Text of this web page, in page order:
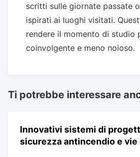
scritti sulle giornate passate
ispirati ai luoghi visitati.
rendere il momento di studio
coinvolgente e meno noioso.
Ti potrebbe interessare
Innovativi sistemi di
sicurezza antincendio e vie